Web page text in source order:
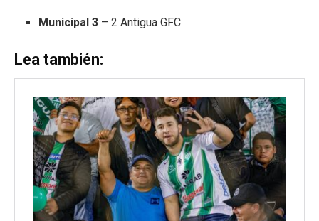
Municipal 3 – 2 Antigua GFC
Lea también: